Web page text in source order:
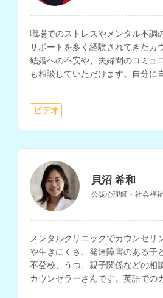
職場でのストレスやメンタル不調
サポートを多く経験されてきたカ
結婚への不安や、夫婦間のコミュ
も相談していただけます。自分に
どうしたら良いのかわからないと
ビデオ
貝沼 希和
公認心理師・社会福
メンタルクリニックでカウンセリ
や生きにくさ、発達障害のある子
不登校、うつ、親子関係などの相
カウンセラーさんです。英語での
で、大学でのキャリアカウンセリ